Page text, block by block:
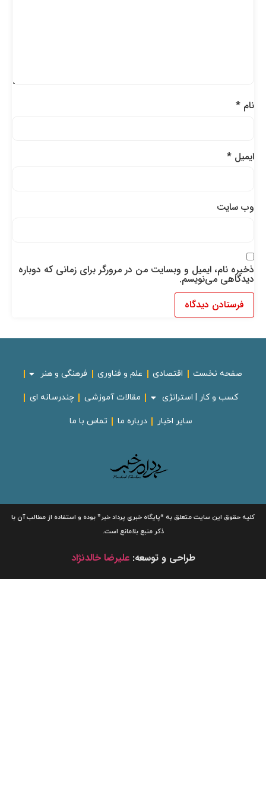
نام*
ایمیل*
وب‌ سایت
ذخیره نام، ایمیل و وبسایت من در مرورگر برای زمانی که دوباره
دیدگاهی می‌نویسم.
صفحه نخست اقتصادی علم و فناوری فرهنگی و هنر
کسب و کار | استراتژی مقالات آموزشی چندرسانه ای
سایر اخبار درباره ما تماس با ما
کلیه حقوق این سایت متعلق به“پایگاه خبریپرداد خبر”بوده و استفاده از مطالب آن با
ذکر منبع بلامانع است.
طراحی و توسعه:علیرضا خالدنژاد